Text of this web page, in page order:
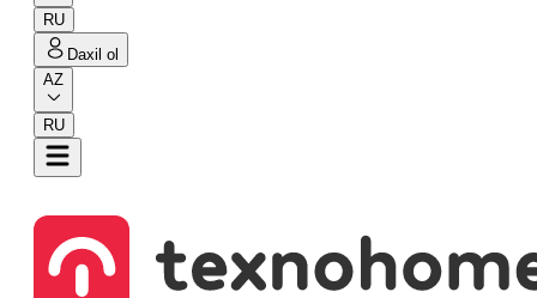
RU
Daxil ol
AZ
RU